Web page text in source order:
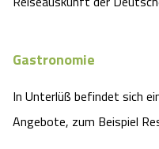
Gastronomie
In Unterlüß befindet sich
Angebote, zum Beispiel